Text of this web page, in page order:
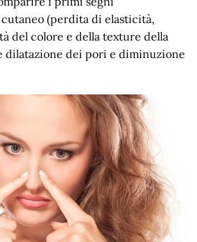
(perdita di elasticità,
del colore e della texture della
dilatazione dei pori e diminuzione